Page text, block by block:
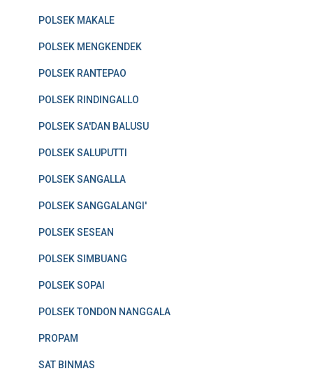
POLSEK MAKALE
POLSEK MENGKENDEK
POLSEK RANTEPAO
POLSEK RINDINGALLO
POLSEK SA'DAN BALUSU
POLSEK SALUPUTTI
POLSEK SANGALLA
POLSEK SANGGALANGI'
POLSEK SESEAN
POLSEK SIMBUANG
POLSEK SOPAI
POLSEK TONDON NANGGALA
PROPAM
SAT BINMAS